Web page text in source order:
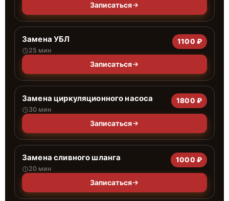
Записаться
Замена УБЛ
25 мин
1100 ₽
Записаться
Замена циркуляционного насоса
30 мин
1800 ₽
Записаться
Замена сливного шланга
20 мин
1000 ₽
Записаться